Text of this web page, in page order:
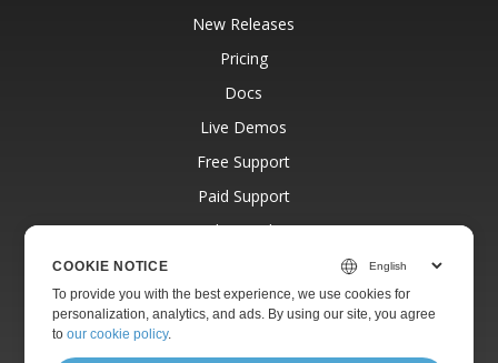
New Releases
Pricing
Docs
Live Demos
Free Support
Paid Support
Paid Consulting
Websites
COOKIE NOTICE
To provide you with the best experience, we use cookies for
personalization, analytics, and ads. By using our site, you agree
toour cookie policy.